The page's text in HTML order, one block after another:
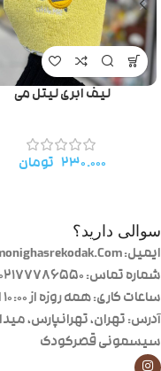
لیف ابری لیتل می
۲۳۰.۰۰۰ تومان
سوالی دارید؟
ایمیل: Info@Sismonighasrekodak.Com
شماره تماس: 02177786550
ساعات کاری: همه روزه از ۱۰:۰۰ الی ۲۱:۰۰
آدرس: تهران، تهرانپارس،
سیسمونی قصرکودک